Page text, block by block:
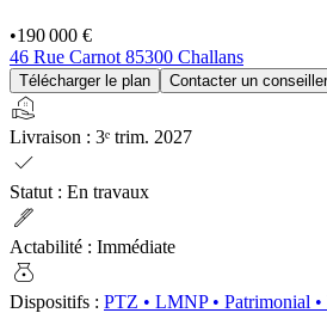
•190 000 €
46 Rue Carnot 85300 Challans
Télécharger le plan Contacter un conseiller
real_estate_agent
Livraison : 3ᵉ trim. 2027
check
Statut : En travaux
ink_pen
Actabilité : Immédiate
money_bag
Dispositifs : PTZ • LMNP• Patrimonial •